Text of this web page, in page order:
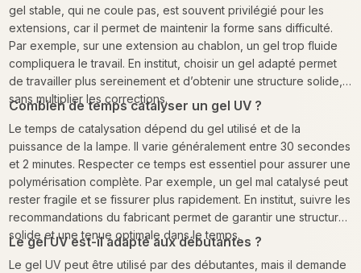
gel stable, qui ne coule pas, est souvent privilégié pour les
extensions, car il permet de maintenir la forme sans difficulté.
Par exemple, sur une extension au chablon, un gel trop fluide
compliquera le travail. En institut, choisir un gel adapté permet
de travailler plus sereinement et d’obtenir une structure solide,
sans multiplier les corrections.
Combien de temps catalyser un gel UV ?
Le temps de catalysation dépend du gel utilisé et de la
puissance de la lampe. Il varie généralement entre 30 secondes
et 2 minutes. Respecter ce temps est essentiel pour assurer une
polymérisation complète. Par exemple, un gel mal catalysé peut
rester fragile et se fissurer plus rapidement. En institut, suivre les
recommandations du fabricant permet de garantir une structure
solide et une tenue optimale dans le temps.
Le gel UV est-il adapté aux débutantes ?
Le gel UV peut être utilisé par des débutantes, mais il demande